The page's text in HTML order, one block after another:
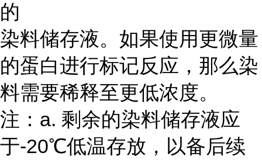
的
染料储存液。如果使用更微量
的蛋白进行标记反应，那么染
料需要稀释至更低浓度。
注：a. 剩余的染料储存液应
于-20℃低温存放，以备后续